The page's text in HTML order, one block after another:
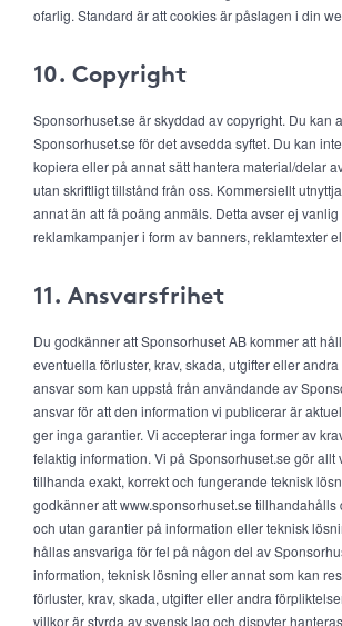
ofarlig. Standard är att cookies är påslagen i din
10. Copyright
Sponsorhuset.se är skyddad av copyright. Du kan
Sponsorhuset.se för det avsedda syftet. Du kan
kopiera eller på annat sätt hantera material/delar
utan skriftligt tillstånd från oss. Kommersiellt
annat än att få poäng anmäls. Detta avser ej
reklamkampanjer i form av banners, reklamtexter
11. Ansvarsfrihet
Du godkänner att Sponsorhuset AB kommer att
eventuella förluster, krav, skada, utgifter eller
ansvar som kan uppstå från användande av
ansvar för att den information vi publicerar är
ger inga garantier. Vi accepterar inga former av
felaktig information. Vi på Sponsorhuset.se gör allt
tillhanda exakt, korrekt och fungerande teknisk
godkänner att www.sponsorhuset.se tillhandahålls
och utan garantier på information eller teknisk
hållas ansvariga för fel på någon del av
information, teknisk lösning eller annat som kan
förluster, krav, skada, utgifter eller andra
villkor är styrda av svensk lag och dispyter